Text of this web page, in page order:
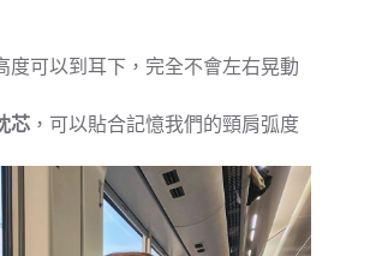
度可以到耳下，完全不會左右晃動
芯 ，可以貼合記憶我們的頸肩弧度